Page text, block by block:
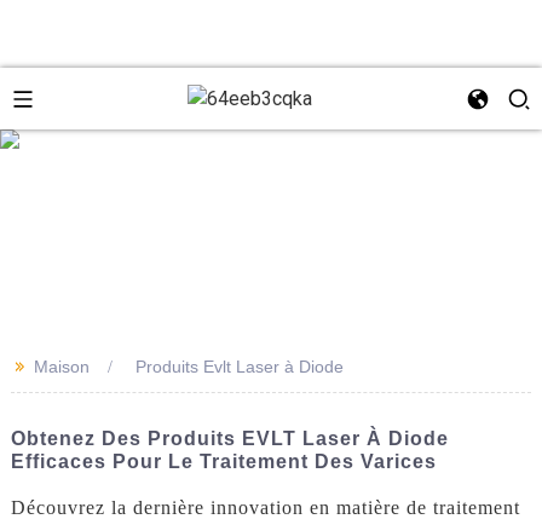
18931273229
>> Maison Produits Evlt Laser à Diode
Obtenez Des Produits EVLT Laser À Diode
Efficaces Pour Le Traitement Des Varices
Découvrez la dernière innovation en matière de traitement